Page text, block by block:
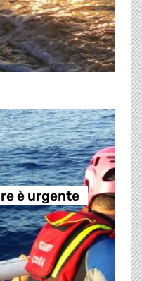
è urgente